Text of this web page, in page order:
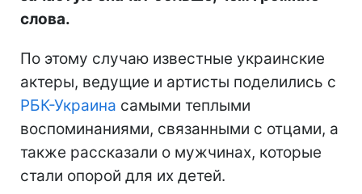
слова.
По этому случаю известные украинские
актеры, ведущие и артисты поделились с
РБК-Украина самыми теплыми
воспоминаниями, связанными с отцами, а
также рассказали о мужчинах, которые
стали опорой для их детей.